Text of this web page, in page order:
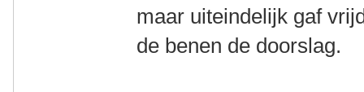
maar uiteindelijk gaf
de benen de doorslag.